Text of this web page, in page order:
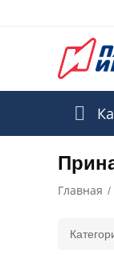
Главная /